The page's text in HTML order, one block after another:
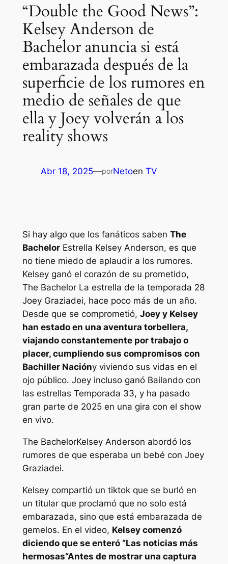
“Double the Good News”:
Kelsey Anderson de
Bachelor anuncia si está
embarazada después de la
superficie de los rumores en
medio de señales de que
ella y Joey volverán a los
reality shows
Abr 18, 2025—porNetoen TV
Si hay algo que los fanáticos saben The
BachelorEstrella Kelsey Anderson, es que
no tiene miedo de aplaudir a los rumores.
Kelsey ganó el corazón de su prometido,
The BachelorLa estrella de la temporada 28
Joey Graziadei, hace poco más de un año.
Desde que se comprometió, Joey y Kelsey
han estado en una aventura torbellera,
viajando constantemente por trabajo o
placer, cumpliendo sus compromisos con
Bachiller Nacióny viviendo sus vidas en el
ojo público. Joey incluso ganó Bailando con
las estrellas Temporada 33, y ha pasado
gran parte de 2025 en una gira con el show
en vivo.
The BachelorKelsey Anderson abordó los
rumores de que esperaba un bebé con Joey
Graziadei.
Kelseycompartió un tiktok que se burló en
un titular que proclamó que no solo está
embarazada, sino que está embarazada de
gemelos. En el video, Kelsey comenzó
diciendo que se enteró “Las noticias más
hermosas“Antes de mostrar una captura